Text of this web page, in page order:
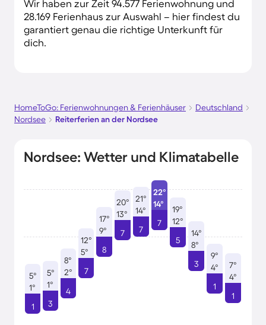
Wir haben zur Zeit 94.577 Ferienwohnung und
28.169 Ferienhaus zur Auswahl – hier findest du
garantiert genau die richtige Unterkunft für
dich.
HomeToGo: Ferienwohnungen & Ferienhäuser
Deutschland
Nordsee
Reiterferien an der Nordsee
Nordsee: Wetter und Klimatabelle
5°
1°
1
5°
1°
3
8°
2°
4
12°
5°
7
17°
9°
8
20°
13°
7
21°
14°
7
22°
14°
7
19°
12°
5
14°
8°
3
9°
4°
1
7°
4°
1